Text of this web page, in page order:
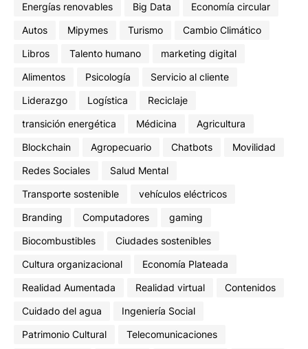
Energías renovables
Big Data
Economía circular
Autos
Mipymes Turismo
Cambio Climático
Libros
Talento humano
marketing digital
Alimentos
Psicología
Servicio al cliente
Liderazgo
Logística
Reciclaje
transición energética
Médicina
Agricultura
Blockchain
Agropecuario Chatbots
Movilidad
Redes Sociales
Salud Mental
Transporte sostenible
vehículos eléctricos
Branding
Computadores
gaming
Biocombustibles
Ciudades sostenibles
Cultura organizacional
Economía Plateada
Realidad Aumentada
Realidad virtual
Contenidos
Cuidado del agua
Ingeniería Social
Patrimonio Cultural
Telecomunicaciones